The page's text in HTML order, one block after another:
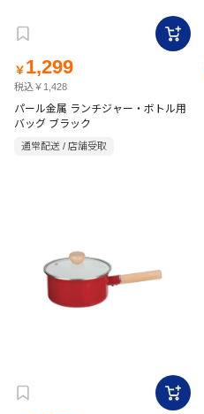
￥ 1,299
税込￥1,428
パール金属 ランチジャー・ボトル用
バッグ ブラック
通常配送 / 店舗受取